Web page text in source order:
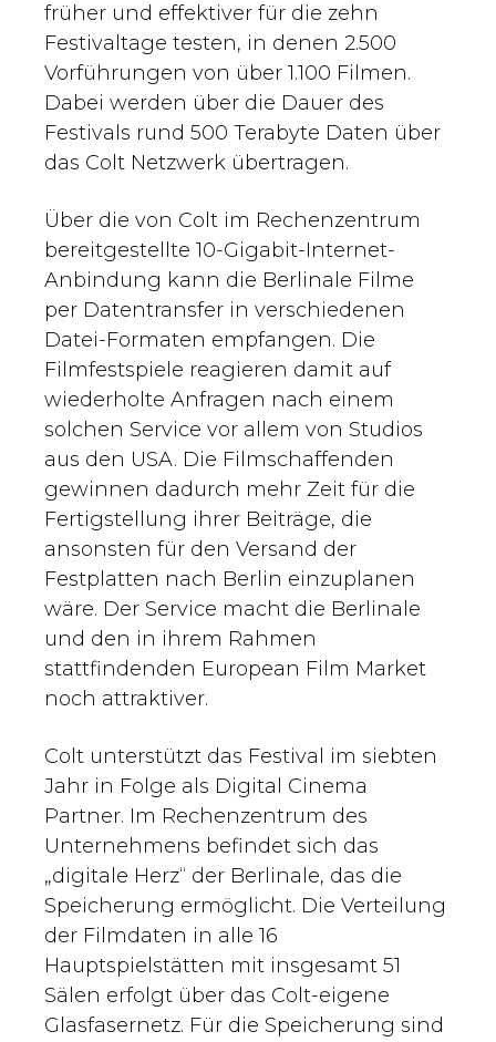
früher und effektiver für die zehn
Festivaltage testen, in denen 2.500
Vorführungen von über 1.100 Filmen.
Dabei werden über die Dauer des
Festivals rund 500 Terabyte Daten über
das Colt Netzwerk übertragen.
Über die von Colt im Rechenzentrum
bereitgestellte 10-Gigabit-Internet-
Anbindung kann die Berlinale Filme
per Datentransfer in verschiedenen
Datei-Formaten empfangen. Die
Filmfestspiele reagieren damit auf
wiederholte Anfragen nach einem
solchen Service vor allem von Studios
aus den USA. Die Filmschaffenden
gewinnen dadurch mehr Zeit für die
Fertigstellung ihrer Beiträge, die
ansonsten für den Versand der
Festplatten nach Berlin einzuplanen
wäre. Der Service macht die Berlinale
und den in ihrem Rahmen
stattfindenden European Film Market
noch attraktiver.
Colt unterstützt das Festival im siebten
Jahr in Folge als Digital Cinema
Partner. Im Rechenzentrum des
Unternehmens befindet sich das
„digitale Herz“ der Berlinale, das die
Speicherung ermöglicht. Die Verteilung
der Filmdaten in alle 16
Hauptspielstätten mit insgesamt 51
Sälen erfolgt über das Colt-eigene
Glasfasernetz. Für die Speicherung sind